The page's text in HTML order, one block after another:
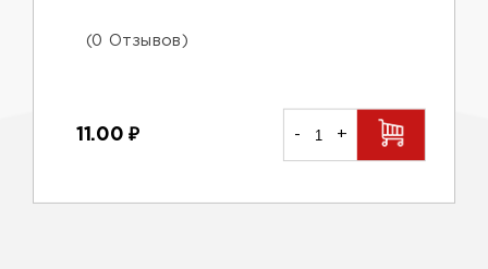
(0 Отзывов)
11.00₽ - +